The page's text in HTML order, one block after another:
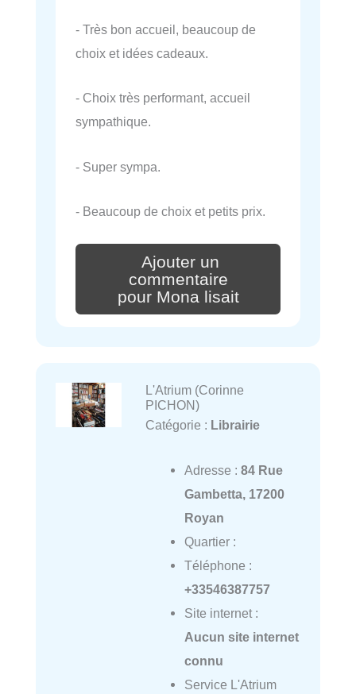
- Très bon accueil, beaucoup de
choix et idées cadeaux.
- Choix très performant, accueil
sympathique.
- Super sympa.
- Beaucoup de choix et petits prix.
Ajouter un
commentaire
pour Mona lisait
L'Atrium (Corinne
PICHON)
Catégorie : Librairie
Adresse : 84 Rue
Gambetta, 17200
Royan
Quartier :
Téléphone :
+33546387757
Site internet :
Aucun site internet
connu
Service L'Atrium